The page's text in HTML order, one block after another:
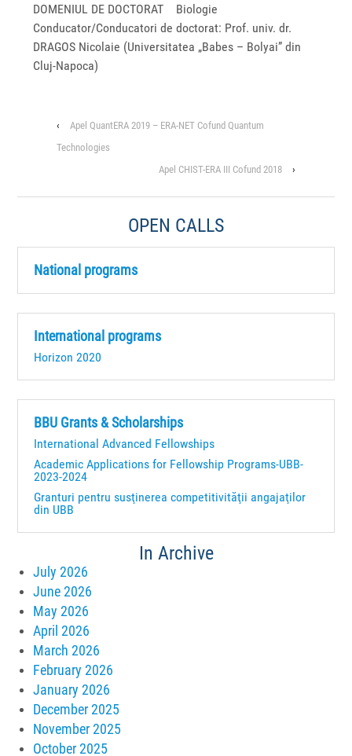
DOMENIUL DE DOCTORAT Biologie
Conducator/Conducatori de doctorat: Prof. univ. dr.
DRAGOS Nicolaie (Universitatea „Babes – Bolyai” din
Cluj-Napoca)
‹
Apel QuantERA 2019 – ERA-NET Cofund Quantum
Technologies
Apel CHIST-ERA III Cofund 2018
›
OPEN CALLS
National programs
International programs
Horizon 2020
BBU Grants & Scholarships
International Advanced Fellowships
Academic Applications for Fellowship Programs-UBB-
2023-2024
Granturi pentru susţinerea competitivităţii angajaţilor
din UBB
In Archive
July 2026
June 2026
May 2026
April 2026
March 2026
February 2026
January 2026
December 2025
November 2025
October 2025